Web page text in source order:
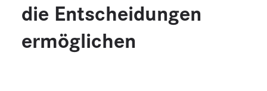
die Entscheidungen
ermöglichen